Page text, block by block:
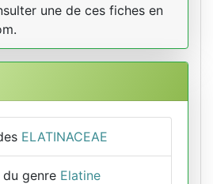
une de ces fiches en
ELATINACEAE
genre Elatine